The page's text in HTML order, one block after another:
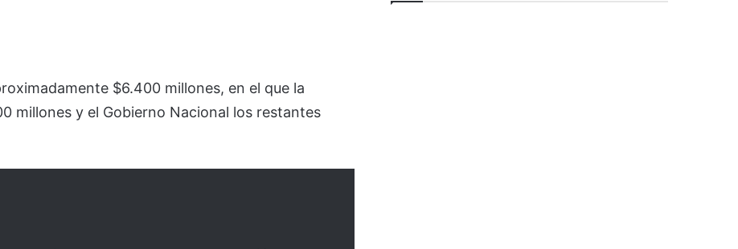
$6.400 millones, en el que la
millones y el Gobierno Nacional los restantes